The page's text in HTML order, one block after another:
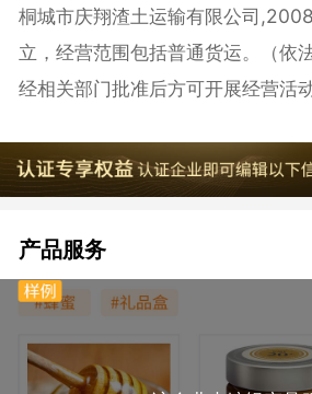
桐城市庆翔渣土运输有限公司
立，经营范围包括普通货运。（依
经相关部门批准后方可开展经营活动
产品服务